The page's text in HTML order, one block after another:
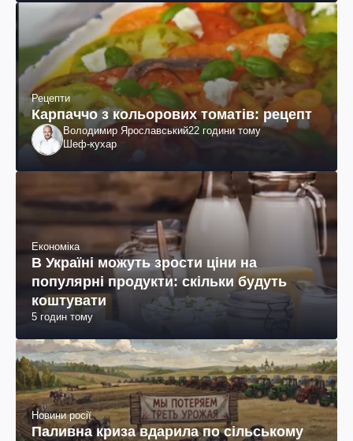
Рецепти
Карпаччо з кольорових томатів: рецепт
Володимир Ярославський22 години тому
Шеф-кухар
Економіка
В Україні можуть зрости ціни на
популярні продукти: скільки будуть
коштувати
5 годин тому
Новини росії
Паливна криза вдарила по сільському